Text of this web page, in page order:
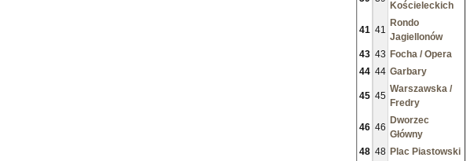
Kościeleckich
41 41
Rondo
Jagiellonów
43 43 Focha / Opera
44 44 Garbary
45 45
Warszawska /
Fredry
46 46
Dworzec
Główny
48 48 Plac Piastowski